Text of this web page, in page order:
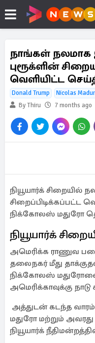
நாங்கள் நலமாக
புரூக்ளின்
வெளியிட்ட
Donald Trump Nicolas
By Thiru
7 months ago
நியூயார்க் சிறையில்
சிறைப்பிடிக்கப்பட்ட
நிக்கோலஸ் மதுரோ
நியூயார்க்
அமெரிக்க ராணுவ
தலைநகர் மீது
நிக்கோலஸ் மதுரோவை
அமெரிக்காவுக்கு
அத்துடன் கடந்த
மதுரோ மற்றும்
நியூயார்க்